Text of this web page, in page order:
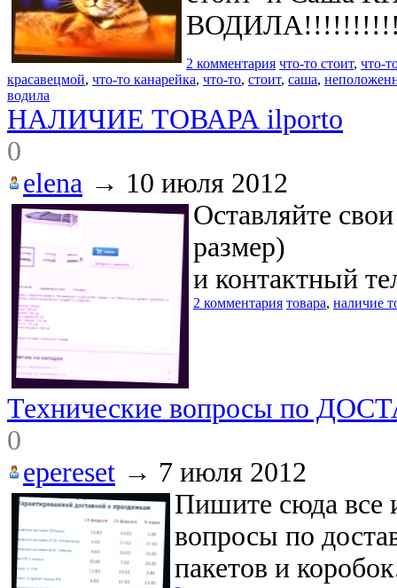
2 комментария что-то стоит, что-
красавецмой, что-то канарейка, что-то, стоит, саша,
водила
НАЛИЧИЕ ТОВАРА ilporto
0
elena → 10 июля 2012
Оставляйте
размер)
и контактный
2 комментария товара, наличие
Технические вопросы по
0
epereset → 7 июля 2012
Пишите сюда все
вопросы по
пакетов и